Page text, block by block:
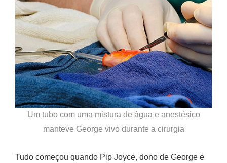
Um tubo com uma mistura de água e anestésico
manteve George vivo durante a cirurgia
Tudo começou quando Pip Joyce, dono de George e